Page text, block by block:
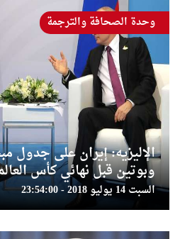
الإليزيه: إيران على جدول
وبوتين قبل نهائي كأس
السبت 14 يوليو 2018 - 23:54:00
وحدة الصحافة والترجمة